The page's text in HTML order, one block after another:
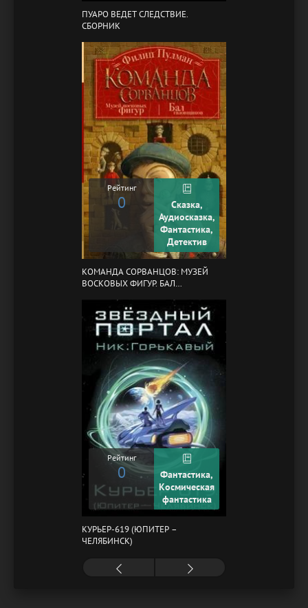
ПУАРО ВЕДЕТ СЛЕДСТВИЕ.
СБОРНИК
Рейтинг
0
Сказка,
Аудиосказка,
Фантастика,
Детектив
КОМАНДА СОРВАНЦОВ: МУЗЕЙ
ВОСКОВЫХ ФИГУР. БАЛ
Рейтинг
0
Фантастика,
Космическая
фантастика
КУРЬЕР-619 (ЮПИТЕР –
ЧЕЛЯБИНСК)